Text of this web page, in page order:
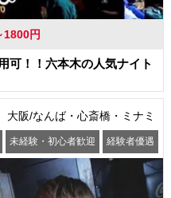
1800円
可！！六本木の人気ナイト
大阪/なんば・心斎橋・ミナミ
未経験・初心者歓迎 経験者優遇